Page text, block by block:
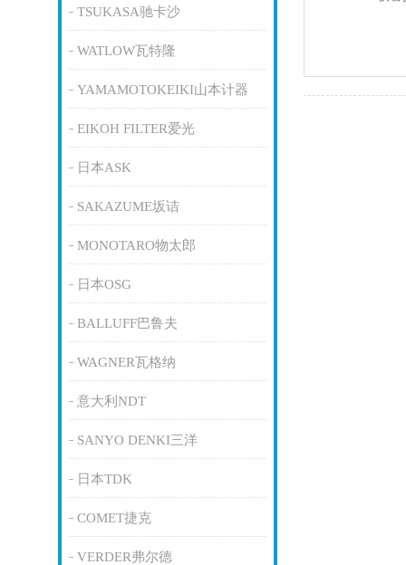
TSUKASA驰卡沙
WATLOW瓦特隆
YAMAMOTOKEIKI山本计器
EIKOH FILTER爱光
日本ASK
SAKAZUME坂诘
MONOTARO物太郎
日本OSG
BALLUFF巴鲁夫
WAGNER瓦格纳
意大利NDT
SANYO DENKI三洋
日本TDK
COMET捷克
VERDER弗尔德